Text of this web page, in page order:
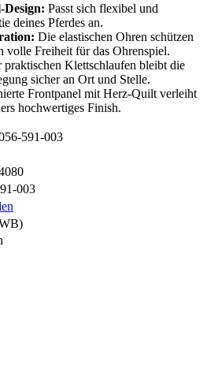
Design: Passt sich flexibel und
deines Pferdes an.
Die elastischen Ohren schützen
volle Freiheit für das Ohrenspiel.
praktischen Klettschlaufen bleibt die
sicher an Ort und Stelle.
Frontpanel mit Herz-Quilt verleiht
hochwertiges Finish.
591-003
003